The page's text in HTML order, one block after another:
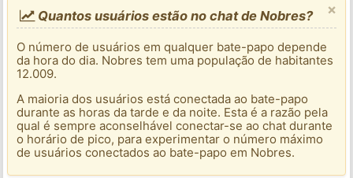
×
Quantos usuários estão no chat de Nobres?
O número de usuários em qualquer bate-papo depende
da hora do dia. Nobres tem uma população de habitantes
12.009.
A maioria dos usuários está conectada ao bate-papo
durante as horas da tarde e da noite. Esta é a razão pela
qual é sempre aconselhável conectar-se ao chat durante
o horário de pico, para experimentar o número máximo
de usuários conectados ao bate-papo em Nobres.